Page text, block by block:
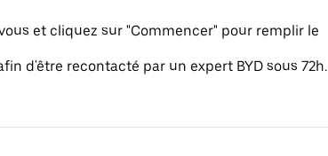
et cliquez sur "Commencer" pour remplir le
d'être recontacté par un expert BYD sous 72h.